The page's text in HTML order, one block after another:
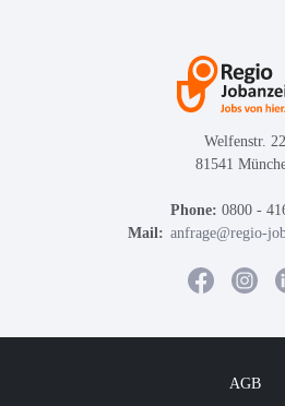
Welfenstr. 22
81541
Phone: 0800 -
Mail: anfrage@regio-
AGB